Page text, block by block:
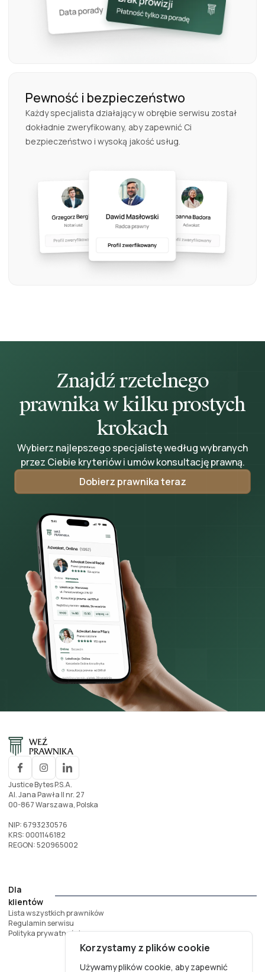
Pewność i bezpieczeństwo
Każdy specjalista działający w obrębie serwisu został
dokładnie zweryfikowany, aby zapewnić Ci
bezpieczeństwo i wysoką jakość usług.
Znajdź rzetelnego
prawnika w kilku prostych
krokach
Wybierz najlepszego specjalistę według wybranych
przez Ciebie kryteriów i umów konsultację prawną.
Dobierz prawnika teraz
Justice Bytes P.S.A.
Al. Jana Pawła II nr. 27
00-867 Warszawa, Polska
NIP: 6793230576
KRS: 0001146182
REGON: 520965002
Dla
klientów
Lista wszystkich prawników
Regulamin serwisu
Polityka prywatności
Korzystamy z plików cookie
Używamy plików cookie, aby zapewnić